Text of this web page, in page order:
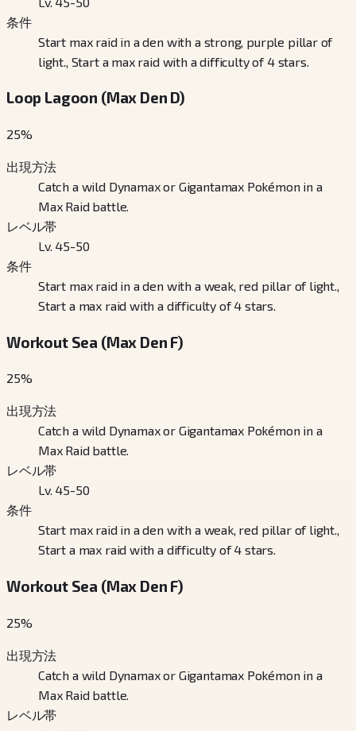
条件
Start max raid in a den with a strong, purple pillar of
light., Start a max raid with a difficulty of 4 stars.
Loop Lagoon (Max Den D)
25%
出現方法
Catch a wild Dynamax or Gigantamax Pokémon in a
Max Raid battle.
レベル帯
Lv. 45-50
条件
Start max raid in a den with a weak, red pillar of light.,
Start a max raid with a difficulty of 4 stars.
Workout Sea (Max Den F)
25%
出現方法
Catch a wild Dynamax or Gigantamax Pokémon in a
Max Raid battle.
レベル帯
Lv. 45-50
条件
Start max raid in a den with a weak, red pillar of light.,
Start a max raid with a difficulty of 4 stars.
Workout Sea (Max Den F)
25%
出現方法
Catch a wild Dynamax or Gigantamax Pokémon in a
Max Raid battle.
レベル帯